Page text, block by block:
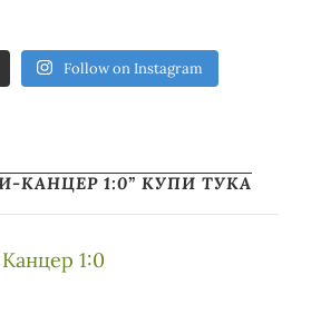
Follow on Instagram
КАНЦЕР 1:0” КУПИ ТУКА